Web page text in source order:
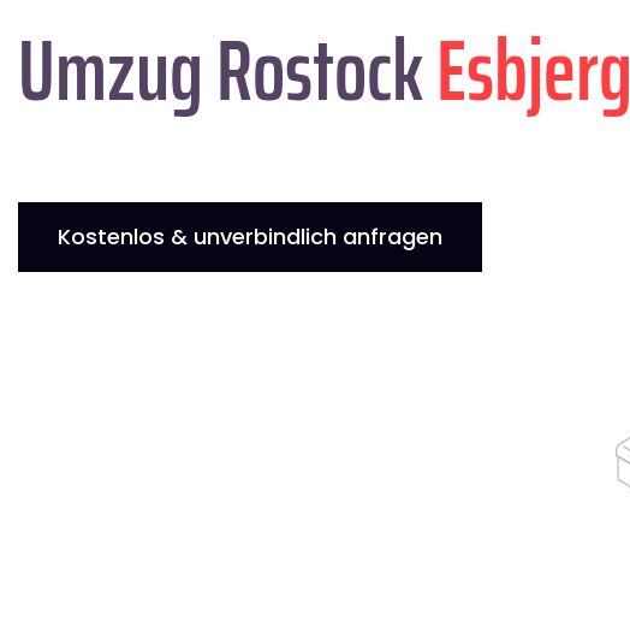
Umzug RostockEsbjerg
Kostenlos & unverbindlich anfragen